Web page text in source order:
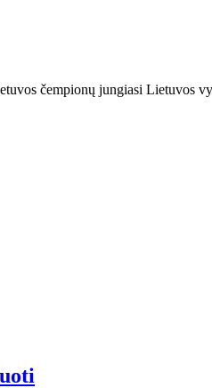
čempionų jungiasi Lietuvos